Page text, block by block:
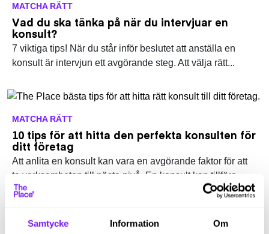
Samtycke Information Om
MATCHA RÄTT
Vad du ska tänka på när du intervjuar en
konsult?
7 viktiga tips! När du står inför beslutet att anställa en
konsult är intervjun ett avgörande steg. Att välja rätt...
MATCHA RÄTT
10 tips för att hitta den perfekta konsulten för
ditt företag
Att anlita en konsult kan vara en avgörande faktor för att
ta verksamheten till nästa nivå. En konsult kan tillföra...